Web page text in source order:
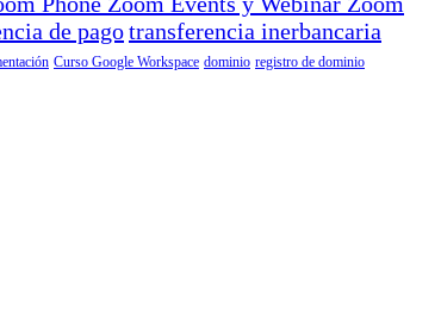
de pagotransferencia inerbancaria
Curso Google Workspace dominio registro de dominio